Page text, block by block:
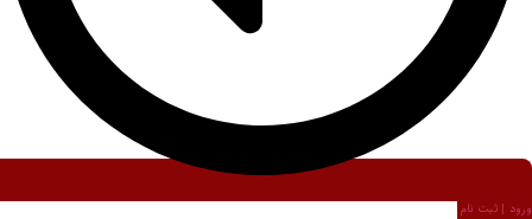
ورود | ثبت نام